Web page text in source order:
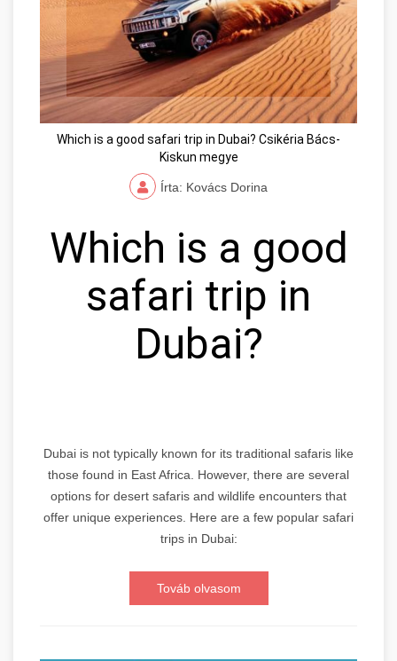
Which is a good safari trip in Dubai? Csikéria Bács-
Kiskun megye
Írta: Kovács Dorina
Which is a good
safari trip in
Dubai?
Dubai is not typically known for its traditional safaris like
those found in East Africa. However, there are several
options for desert safaris and wildlife encounters that
offer unique experiences. Here are a few popular safari
trips in Dubai:
Továb olvasom